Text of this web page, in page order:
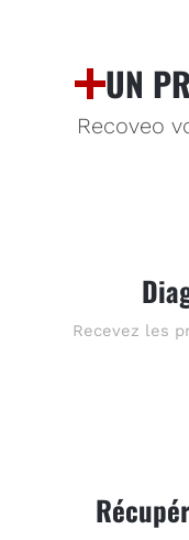
UN
Recoveo
Recevez les